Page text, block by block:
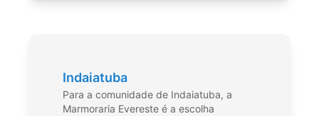
Indaiatuba
Para a comunidade de Indaiatuba, a
Marmoraria Evereste é a escolha